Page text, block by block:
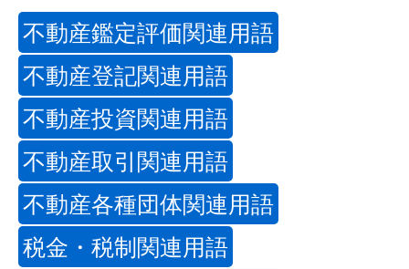
不動産鑑定評価関連用語
不動産登記関連用語
不動産投資関連用語
不動産取引関連用語
不動産各種団体関連用語
税金・税制関連用語